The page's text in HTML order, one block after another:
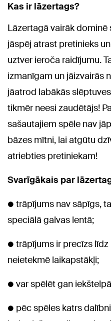
Kas ir lāzertags?
Lāzertagā vairāk dominē
jāspēj atrast pretinieks
uztver ieroča raidījumu.
izmanīgam un jāizvairās
jāatrod labākās
tikmēr neesi zaudētājs!
sašautajiem spēle nav
bāzes mītni, lai atgūtu
atriebties pretiniekam!
Svarīgākais par
● trāpījums nav sāpīgs,
speciālā galvas lentā;
● trāpījums ir precīzs
neietekmē laikapstākļi;
● var spēlēt gan
● pēc spēles katrs